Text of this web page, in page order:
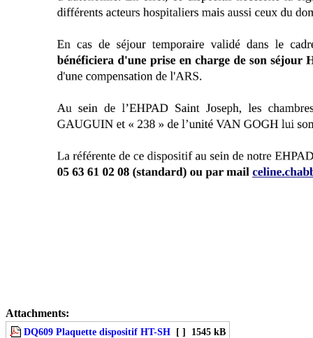
Attachments:
DQ609 Plaquette dispositif HT-SH [ ] 1545 kB